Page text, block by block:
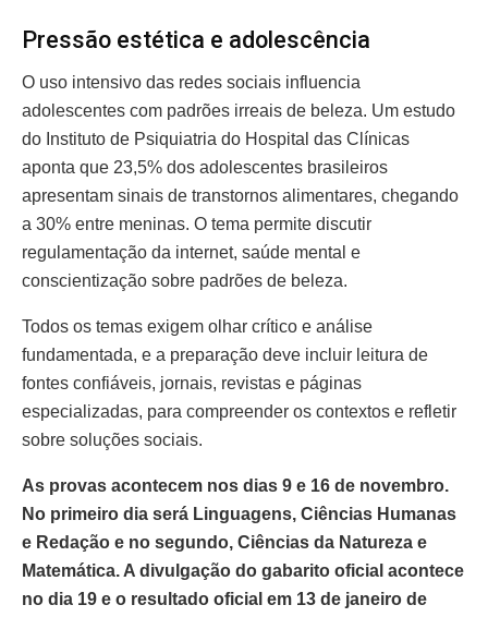
Pressão estética e adolescência
O uso intensivo das redes sociais influencia
adolescentes com padrões irreais de beleza. Um estudo
do Instituto de Psiquiatria do Hospital das Clínicas
aponta que 23,5% dos adolescentes brasileiros
apresentam sinais de transtornos alimentares, chegando
a 30% entre meninas. O tema permite discutir
regulamentação da internet, saúde mental e
conscientização sobre padrões de beleza.
Todos os temas exigem olhar crítico e análise
fundamentada, e a preparação deve incluir leitura de
fontes confiáveis, jornais, revistas e páginas
especializadas, para compreender os contextos e refletir
sobre soluções sociais.
As provas acontecem nos dias 9 e 16 de novembro.
No primeiro dia será Linguagens, Ciências Humanas
e Redação e no segundo, Ciências da Natureza e
Matemática. A divulgação do gabarito oficial acontece
no dia 19 e o resultado oficial em 13 de janeiro de